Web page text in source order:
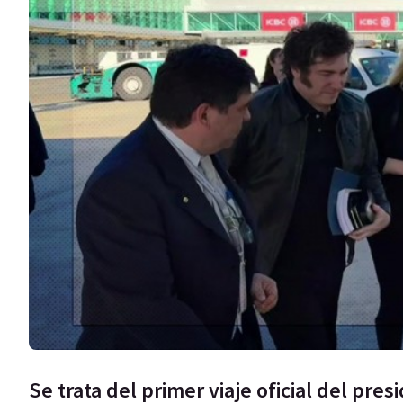
Se trata del primer viaje oficial del